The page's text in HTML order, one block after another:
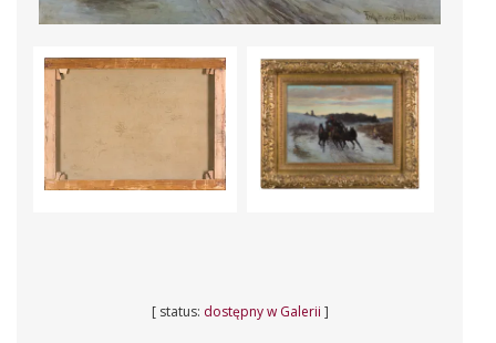
[ status: dostępny w Galerii ]